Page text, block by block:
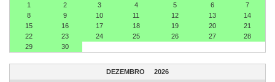
1
2 3 4 5 6
7
8
9 10 11 12 13
14
15
16 17 18 19 20
21
22
23 24 25 26 27
28
29
30
DEZEMBRO 2026